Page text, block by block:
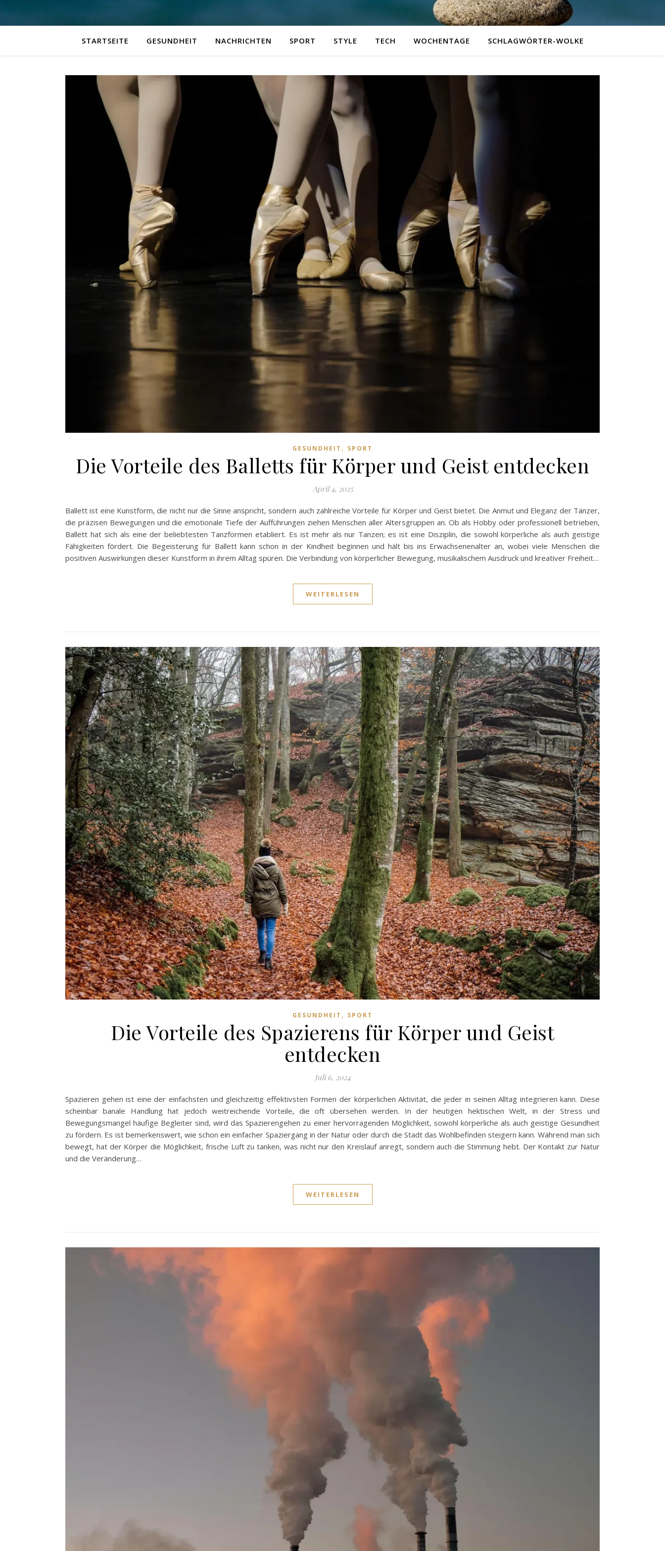
STARTSEITE GESUNDHEIT NACHRICHTEN SPORT STYLE TECH WOCHENTAGE SCHLAGWÖRTER-WOLKE
GESUNDHEIT , SPORT
Die Vorteile des Balletts für Körper und Geist entdecken
April 4, 2025
Ballett ist eine Kunstform, die nicht nur die Sinne anspricht, sondern auch zahlreiche Vorteile für Körper und Geist bietet. Die Anmut und Eleganz der Tänzer,
die präzisen Bewegungen und die emotionale Tiefe der Aufführungen ziehen Menschen aller Altersgruppen an. Ob als Hobby oder professionell betrieben,
Ballett hat sich als eine der beliebtesten Tanzformen etabliert. Es ist mehr als nur Tanzen; es ist eine Disziplin, die sowohl körperliche als auch geistige
Fähigkeiten fördert. Die Begeisterung für Ballett kann schon in der Kindheit beginnen und hält bis ins Erwachsenenalter an, wobei viele Menschen die
positiven Auswirkungen dieser Kunstform in ihrem Alltag spüren. Die Verbindung von körperlicher Bewegung, musikalischem Ausdruck und kreativer Freiheit…
WEITERLESEN
GESUNDHEIT , SPORT
Die Vorteile des Spazierens für Körper und Geist
entdecken
Juli 6, 2024
Spazieren gehen ist eine der einfachsten und gleichzeitig effektivsten Formen der körperlichen Aktivität, die jeder in seinen Alltag integrieren kann. Diese
scheinbar banale Handlung hat jedoch weitreichende Vorteile, die oft übersehen werden. In der heutigen hektischen Welt, in der Stress und
Bewegungsmangel häufige Begleiter sind, wird das Spazierengehen zu einer hervorragenden Möglichkeit, sowohl körperliche als auch geistige Gesundheit
zu fördern. Es ist bemerkenswert, wie schon ein einfacher Spaziergang in der Natur oder durch die Stadt das Wohlbefinden steigern kann. Während man sich
bewegt, hat der Körper die Möglichkeit, frische Luft zu tanken, was nicht nur den Kreislauf anregt, sondern auch die Stimmung hebt. Der Kontakt zur Natur
und die Veränderung…
WEITERLESEN